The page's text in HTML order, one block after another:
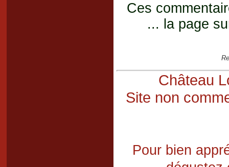
Ces
... la page
Château
Site non
Pour bien